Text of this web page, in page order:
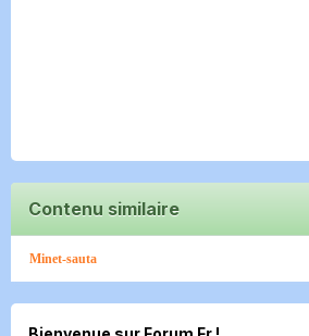
Contenu similaire
Minet-sauta